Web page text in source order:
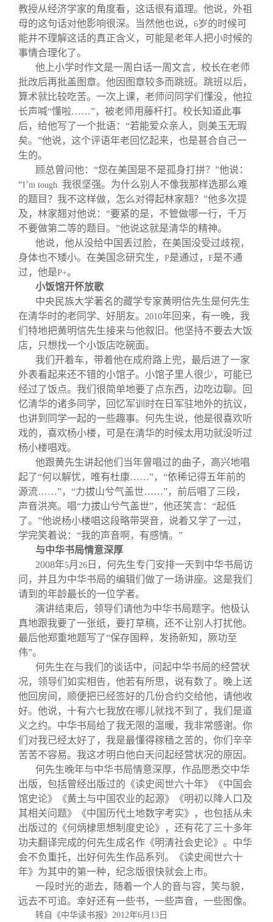
教授从经济学家的角度看，这话很有道理。他说，外祖
母的这句话对他影响很深。当然他也说， 6岁的时候可
能并不理解这话的真正含义，可能是老年人把小时候的
事情合理化了。
他上小学时作文是一周白话一周文言，校长在老师
批改后再批盖图章。他因图章较多而跳班。跳班以后，
算术就比较吃苦。一次上课，老师问同学们懂没，他拉
长声喊“懂啦……”，被老师用藤杆打。校长知道此事
后，给他写了一个批语：“若能爱众亲人，则美玉无瑕
矣。”他说，这个评语年老回忆起来，也是甚合自己一
生的。
顾总曾问他：“您在美国是不是孤身打拼？”他说：
“I’m tough. 我很坚强。为什么别人不像我那样选那么难
的题目？我不这样做，怎么对得起林家翘？”他多次提
及，林家翘对他说：“要紧的是，不管做哪一行，千万
不要做第二等的题目。”他说这就是清华的精神。
他说，他从没给中国丢过脸，在美国没受过歧视，
身体也不矮小。在美国念研究生， P是通过， F是不通
过，他是P+。
小饭馆开怀放歌
中央民族大学著名的藏学专家黄明信先生是何先生
在清华时的老同学、好朋友。
2010年回来，有一晚，我
们特地把黄明信先生接来与他叙旧。他坚持不要去大饭
店，只想找一个小饭店吃碗面。
我们开着车，带着他在成府路上兜，最后进了一家
外表看起来还不错的小馆子。小馆子里人很少，可能已
经过了饭点。我们很简单地要了点东西，边吃边聊。回
忆清华的诸多同学，回忆军训时在日军驻地外的抗议，
也讲到同学一起的一些趣事。何先生说，他是很喜欢听
戏的，喜欢杨小楼，可是在清华的时候太用功就没听过
杨小楼唱戏。
他跟黄先生讲起他们当年曾唱过的曲子，高兴地唱
起了“何以解忧，唯有杜康……”，“依稀记得五年前的
源流……”，“力拔山兮气盖世……”，前后唱了三段，
声音洪亮。唱“力拔山兮气盖世”，他还笑言：“起低
了。”他说杨小楼唱这段略带哭音，说着又学了一过，
学完笑着说：“我的声音啊，有感情。”
与中华书局情意深厚
2008年5月 26 日，何先生专门安排一天到中华书局访
问，并且为中华书局的编辑们做了一场讲座。这是我们
请到的年龄最长的一位学者。
演讲结束后，领导们请他为中华书局题字。他极认
真地跟我要了一张纸，要打草稿，还不让别人打扰他。
最后他郑重地题写了“保存国粹，发扬新知，厥功至
伟”。
何先生在与我们的谈话中，问起中华书局的经营状
况，领导们如实相告，他若有所思，说有数了。晚上送
他回房间，顺便把已经签好的几份合约交给他，请他收
好。他说，十有六七我放在哪儿就找不到了，我们是道
义之约。中华书局给了我无限的温暖，我非常感谢。你
们对我已经太好了，我是最懂得稼穑之苦的，你们辛辛
苦苦不容易。我这才明白他白天问起经营状况的原因。
何先生晚年与中华书局情意深厚，作品愿悉交中华
出版，包括曾经出版过的《读史阅世六十年》《中国会
馆史论》《黄土与中国农业的起源》《明初以降人口及
其相关问题》《中国历代土地数字考实》，也包括从未
出版过的《何炳棣思想制度史论》，还有花了三十多年
功夫翻译完成的何先生成名作《明清社会史论》。中华
会不负重托，出好何先生作品系列。《读史阅世六十
年》为其中的第一种，纪念版很快就会上市。
一段时光的逝去，随着一个人的音与容，笑与貌，
远去不可追。幸好还有一些书，一些声音，一些图像。
转自《中华读书报》 2012年6月 13 日